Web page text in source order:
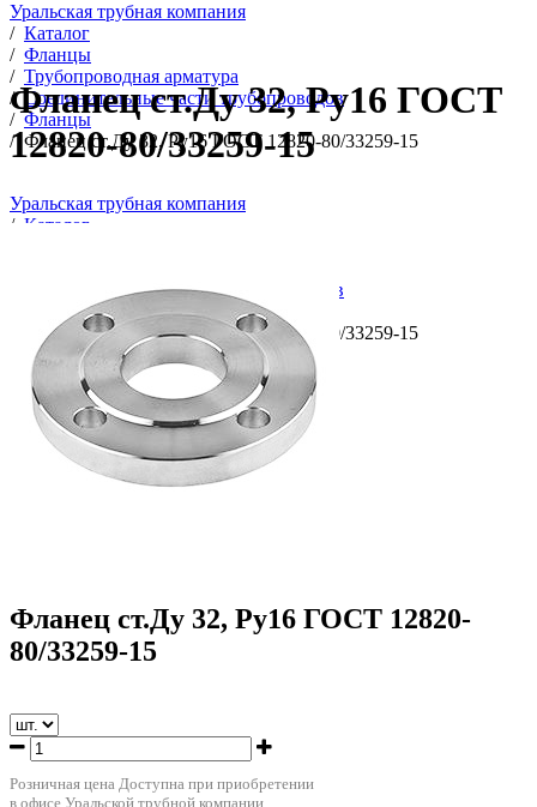
Уральская трубная компания
/ Каталог
/ Фланцы
/ Трубопроводная арматура
/ Соединительные части трубопроводов
/ Фланцы
/ Фланец ст.Ду 32, Ру16 ГОСТ 12820-80/33259-15
Фланец ст.Ду 32, Ру16 ГОСТ
12820-80/33259-15
Уральская трубная компания
/ Каталог
Соединительные части трубопроводов
Фланцы
Фланец ст.Ду 32, Ру16 ГОСТ 12820-80/33259-15
Фланец ст.Ду 32, Ру16 ГОСТ 12820-
80/33259-15
Розничная цена Доступна при приобретении
в офисе Уральской трубной компании